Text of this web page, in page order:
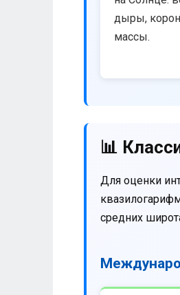
дыры,
массы.
📊
Для оценки
средних